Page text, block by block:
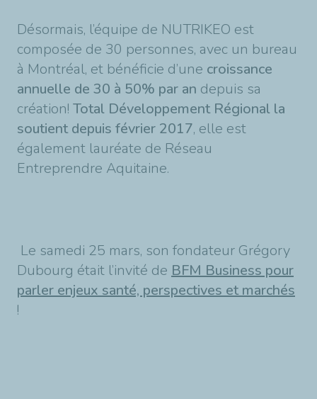
Désormais, l’équipe de NUTRIKEO est
composée de 30 personnes, avec un bureau
à Montréal, et bénéficie d’une croissance
annuelle de 30 à 50% par an depuis sa
création! Total Développement Régional la
soutient depuis février 2017, elle est
également lauréate de Réseau
Entreprendre Aquitaine.
Le samedi 25 mars, son fondateur Grégory
Dubourg était l’invité de BFM Business pour
parler enjeux santé, perspectives et marchés
!